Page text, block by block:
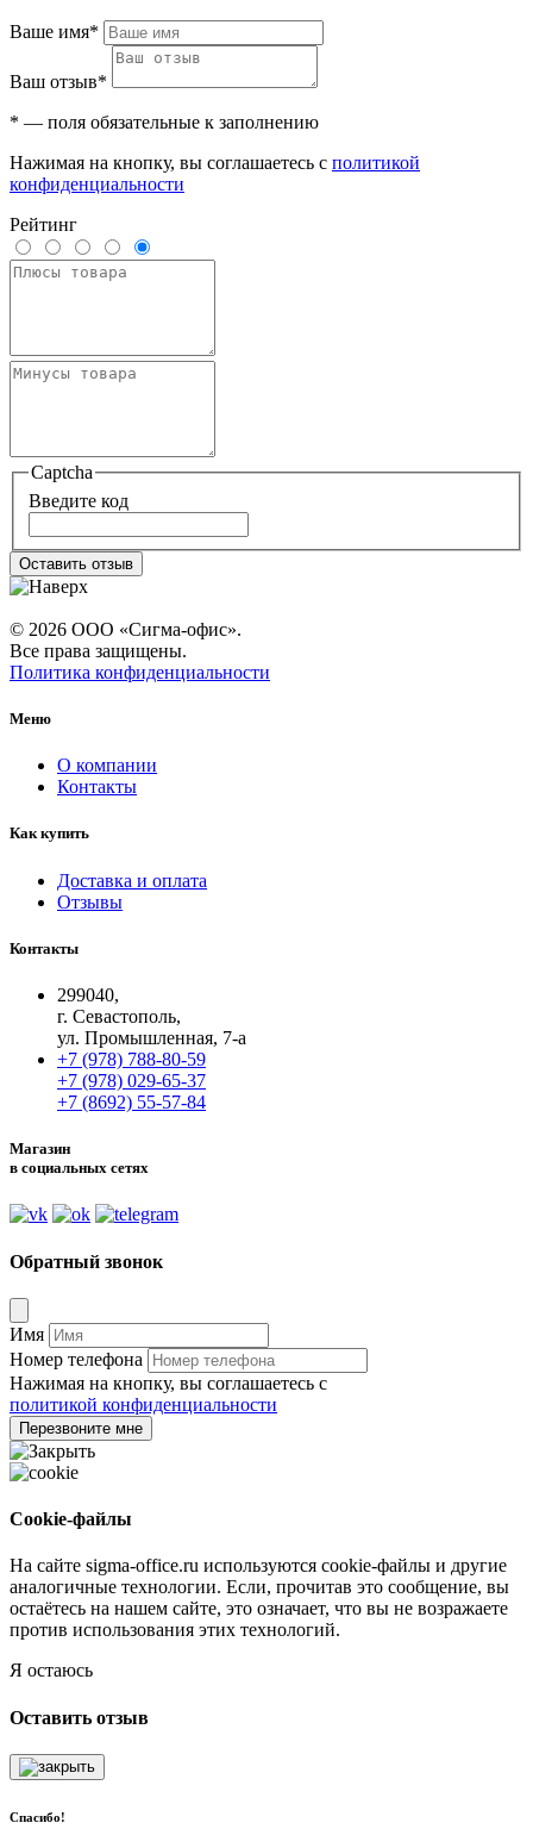
Ваше имя*
Ваш отзыв*
* — поля обязательные к заполнению
Нажимая на кнопку, вы соглашаетесь с политикой
конфиденциальности
Рейтинг
Captcha
Введите код
Оставить отзыв
© 2026 ООО «Сигма-офис».
Все права защищены.
Политика конфиденциальности
Меню
О компании
Контакты
Как купить
Доставка и оплата
Отзывы
Контакты
299040,
г. Севастополь,
ул. Промышленная, 7-а
+7 (978) 788-80-59
+7 (978) 029-65-37
+7 (8692) 55-57-84
Магазин
в социальных сетях
Обратный звонок
Имя
Номер телефона
Нажимая на кнопку, вы соглашаетесь с
политикой конфиденциальности
Перезвоните мне
Cookie-файлы
На сайте sigma-office.ru используются cookie-файлы и другие
аналогичные технологии. Если, прочитав это сообщение, вы
остаётесь на нашем сайте, это означает, что вы не возражаете
против использования этих технологий.
Я остаюсь
Оставить отзыв
Спасибо!